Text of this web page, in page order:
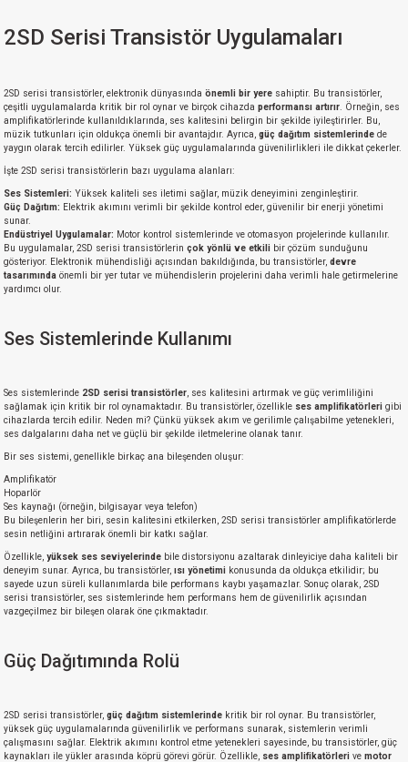
2SD Serisi Transistör Uygulamaları
2SD serisi transistörler, elektronik dünyasında önemli bir yere sahiptir. Bu transistörler,
çeşitli uygulamalarda kritik bir rol oynar ve birçok cihazda performansı artırır . Örneğin, ses
amplifikatörlerinde kullanıldıklarında, ses kalitesini belirgin bir şekilde iyileştirirler. Bu,
müzik tutkunları için oldukça önemli bir avantajdır. Ayrıca, güç dağıtım sistemlerinde de
yaygın olarak tercih edilirler. Yüksek güç uygulamalarında güvenilirlikleri ile dikkat çekerler.
İşte 2SD serisi transistörlerin bazı uygulama alanları:
Ses Sistemleri: Yüksek kaliteli ses iletimi sağlar, müzik deneyimini zenginleştirir.
Güç Dağıtım: Elektrik akımını verimli bir şekilde kontrol eder, güvenilir bir enerji yönetimi
sunar.
Endüstriyel Uygulamalar: Motor kontrol sistemlerinde ve otomasyon projelerinde kullanılır.
Bu uygulamalar, 2SD serisi transistörlerin çok yönlü ve etkili bir çözüm sunduğunu
gösteriyor. Elektronik mühendisliği açısından bakıldığında, bu transistörler, devre
tasarımında önemli bir yer tutar ve mühendislerin projelerini daha verimli hale getirmelerine
yardımcı olur.
Ses Sistemlerinde Kullanımı
Ses sistemlerinde 2SD serisi transistörler , ses kalitesini artırmak ve güç verimliliğini
sağlamak için kritik bir rol oynamaktadır. Bu transistörler, özellikle ses amplifikatörleri gibi
cihazlarda tercih edilir. Neden mi? Çünkü yüksek akım ve gerilimle çalışabilme yetenekleri,
ses dalgalarını daha net ve güçlü bir şekilde iletmelerine olanak tanır.
Bir ses sistemi, genellikle birkaç ana bileşenden oluşur:
Amplifikatör
Hoparlör
Ses kaynağı (örneğin, bilgisayar veya telefon)
Bu bileşenlerin her biri, sesin kalitesini etkilerken, 2SD serisi transistörler amplifikatörlerde
sesin netliğini artırarak önemli bir katkı sağlar.
Özellikle, yüksek ses seviyelerinde bile distorsiyonu azaltarak dinleyiciye daha kaliteli bir
deneyim sunar. Ayrıca, bu transistörler, ısı yönetimi konusunda da oldukça etkilidir; bu
sayede uzun süreli kullanımlarda bile performans kaybı yaşamazlar. Sonuç olarak, 2SD
serisi transistörler, ses sistemlerinde hem performans hem de güvenilirlik açısından
vazgeçilmez bir bileşen olarak öne çıkmaktadır.
Güç Dağıtımında Rolü
2SD serisi transistörler, güç dağıtım sistemlerinde kritik bir rol oynar. Bu transistörler,
yüksek güç uygulamalarında güvenilirlik ve performans sunarak, sistemlerin verimli
çalışmasını sağlar. Elektrik akımını kontrol etme yetenekleri sayesinde, bu transistörler, güç
kaynakları ile yükler arasında köprü görevi görür. Özellikle, ses amplifikatörleri ve motor